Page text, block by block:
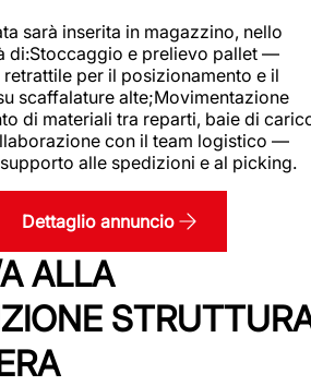
sarà inserita in magazzino, nello
di:Stoccaggio e prelievo pallet —
per il posizionamento e il
scaffalature alte;Movimentazione
di materiali tra reparti, baie di
con il team logistico —
alle spedizioni e al picking.
Dettaglio annuncio
ALLA